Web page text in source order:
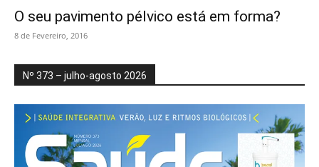
O seu pavimento pélvico está em forma?
8 de Fevereiro, 2016
Nº 373 – julho-agosto 2026